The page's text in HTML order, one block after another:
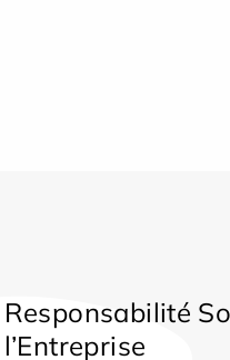
Responsabilité
l’Entreprise